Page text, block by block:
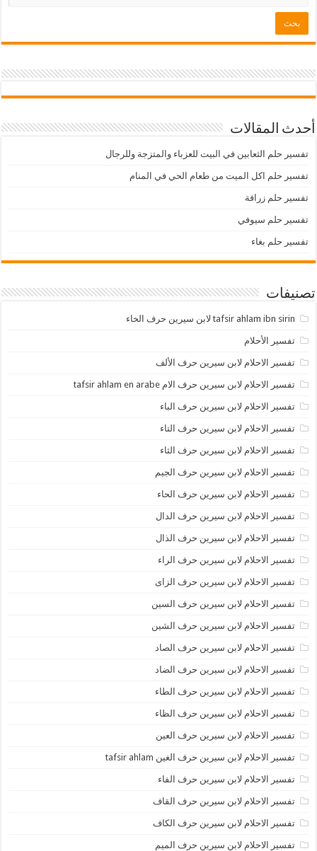
أحدث المقالات
تفسير حلم الثعابين في البيت للعزباء والمتزجة وللرجال
تفسير حلم اكل الميت من طعام الحي في المنام
تفسير حلم زرافة
تفسير حلم سيوفي
تفسير حلم بغاء
تصنيفات
tafsir ahlam ibn sirin لابن سيرين حرف الخاء
تفسير الأحلام
تفسير الاحلام لابن سيرين حرف الألف
تفسير الاحلام لابن سيرين حرف الام tafsir ahlam en arabe
تفسير الاحلام لابن سيرين حرف الباء
تفسير الاحلام لابن سيرين حرف التاء
تفسير الاحلام لابن سيرين حرف الثاء
تفسير الاحلام لابن سيرين حرف الجيم
تفسير الاحلام لابن سيرين حرف الحاء
تفسير الاحلام لابن سيرين حرف الدال
تفسير الاحلام لابن سيرين حرف الذال
تفسير الاحلام لابن سيرين حرف الراء
تفسير الاحلام لابن سيرين حرف الزاى
تفسير الاحلام لابن سيرين حرف السين
تفسير الاحلام لابن سيرين حرف الشين
تفسير الاحلام لابن سيرين حرف الصاد
تفسير الاحلام لابن سيرين حرف الضاد
تفسير الاحلام لابن سيرين حرف الطاء
تفسير الاحلام لابن سيرين حرف الظاء
تفسير الاحلام لابن سيرين حرف العين
تفسير الاحلام لابن سيرين حرف الغين tafsir ahlam
تفسير الاحلام لابن سيرين حرف الفاء
تفسير الاحلام لابن سيرين حرف القاف
تفسير الاحلام لابن سيرين حرف الكاف
تفسير الاحلام لابن سيرين حرف الميم